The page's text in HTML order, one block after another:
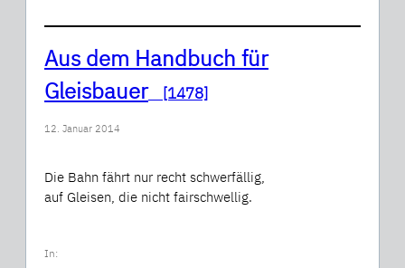
Aus dem Handbuch für
Gleisbauer[1478]
12. Januar 2014
Die Bahn fährt nur recht schwerfällig,
auf Gleisen, die nicht fairschwellig.
In: